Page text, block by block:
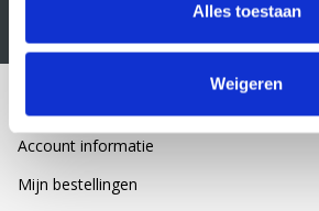
Alles toestaan
Weigeren
Account informatie
Mijn bestellingen